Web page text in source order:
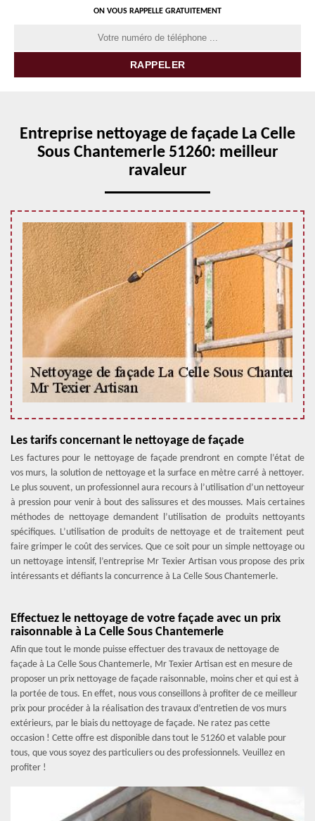
ON VOUS RAPPELLE GRATUITEMENT
Entreprise nettoyage de façade La Celle
Sous Chantemerle 51260: meilleur
ravaleur
Les tarifs concernant le nettoyage de façade
Les factures pour le nettoyage de façade prendront en compte l’état de
vos murs, la solution de nettoyage et la surface en mètre carré à nettoyer.
Le plus souvent, un professionnel aura recours à l’utilisation d’un nettoyeur
à pression pour venir à bout des salissures et des mousses. Mais certaines
méthodes de nettoyage demandent l’utilisation de produits nettoyants
spécifiques. L’utilisation de produits de nettoyage et de traitement peut
faire grimper le coût des services. Que ce soit pour un simple nettoyage ou
un nettoyage intensif, l’entreprise Mr Texier Artisan vous propose des prix
intéressants et défiants la concurrence à La Celle Sous Chantemerle.
Effectuez le nettoyage de votre façade avec un prix
raisonnable à La Celle Sous Chantemerle
Afin que tout le monde puisse effectuer des travaux de nettoyage de
façade à La Celle Sous Chantemerle, Mr Texier Artisan est en mesure de
proposer un prix nettoyage de façade raisonnable, moins cher et qui est à
la portée de tous. En effet, nous vous conseillons à profiter de ce meilleur
prix pour procéder à la réalisation des travaux d’entretien de vos murs
extérieurs, par le biais du nettoyage de façade. Ne ratez pas cette
occasion ! Cette offre est disponible dans tout le 51260 et valable pour
tous, que vous soyez des particuliers ou des professionnels. Veuillez en
profiter !